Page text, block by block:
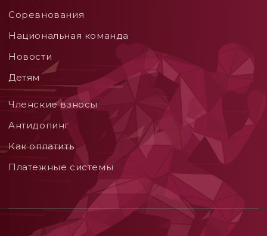
Соревнования
Национальная команда
Новости
Детям
Членские взносы
Aнтидопинг
Как оплатить
Платежные системы